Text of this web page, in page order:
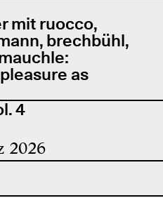
mit ruocco,
brechbühl,
as
4
2026